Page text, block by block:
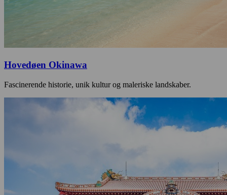
Hovedøen Okinawa
Fascinerende historie, unik kultur og maleriske landskaber.